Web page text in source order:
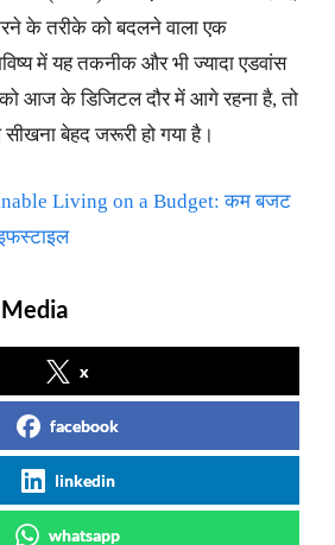
के तरीके को बदलने वाला एक
में यह तकनीक और भी ज्यादा एडवांस
आज के डिजिटल दौर में आगे रहना है, तो
बेहद जरूरी हो गया है।
Living on a Budget: कम बजट
x
facebook
linkedin
whatsapp